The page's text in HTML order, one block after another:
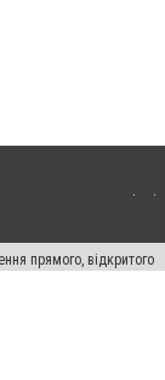
прямого, відкритого